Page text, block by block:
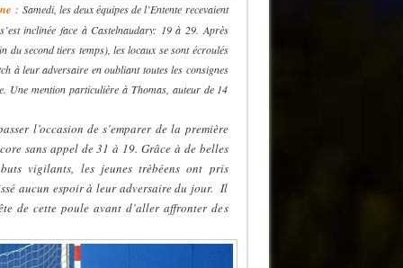
: Samedi, les deux équipes de l’Entente recevaient
inclinée face à Castelnaudary: 19 à 29. Après
du second tiers temps), les locaux se sont écroulés
à leur adversaire en oubliant toutes les consignes
Une mention particulière à Thomas, auteur de 14
l’occasion de s’emparer de la première
sans appel de 31 à 19. Grâce à de belles
vigilants, les jeunes trèbéens ont pris
aucun espoir à leur adversaire du jour. Il
de cette poule avant d’aller affronter des